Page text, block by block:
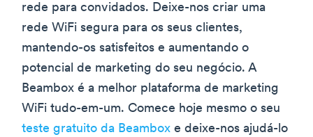
rede para convidados. Deixe-nos criar uma
rede WiFi segura para os seus clientes,
mantendo-os satisfeitos e aumentando o
potencial de marketing do seu negócio. A
Beambox é a melhor plataforma de marketing
WiFi tudo-em-um. Comece hoje mesmo o seu
teste gratuito da Beambox e deixe-nos ajudá-lo